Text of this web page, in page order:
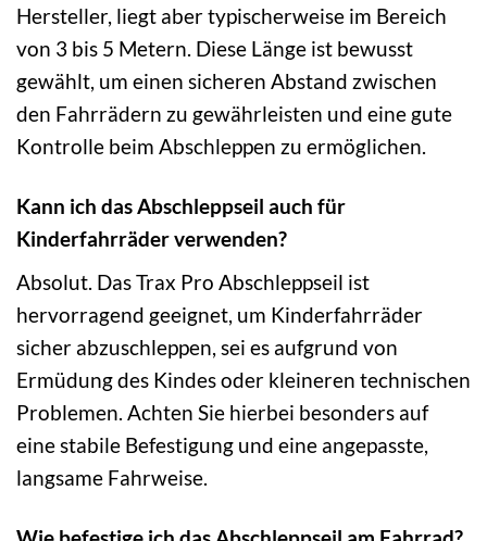
Hersteller, liegt aber typischerweise im Bereich
von 3 bis 5 Metern. Diese Länge ist bewusst
gewählt, um einen sicheren Abstand zwischen
den Fahrrädern zu gewährleisten und eine gute
Kontrolle beim Abschleppen zu ermöglichen.
Kann ich das Abschleppseil auch für
Kinderfahrräder verwenden?
Absolut. Das Trax Pro Abschleppseil ist
hervorragend geeignet, um Kinderfahrräder
sicher abzuschleppen, sei es aufgrund von
Ermüdung des Kindes oder kleineren technischen
Problemen. Achten Sie hierbei besonders auf
eine stabile Befestigung und eine angepasste,
langsame Fahrweise.